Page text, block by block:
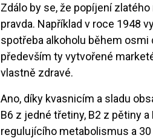
Zdálo by se, že popíjení
pravda. Například v roce 1948
spotřeba alkoholu během
především ty vytvořené
vlastně zdravé.
Ano, díky kvasnicím a sladu
B6 z jedné třetiny, B2 z pětiny a
regulujícího metabolismus a